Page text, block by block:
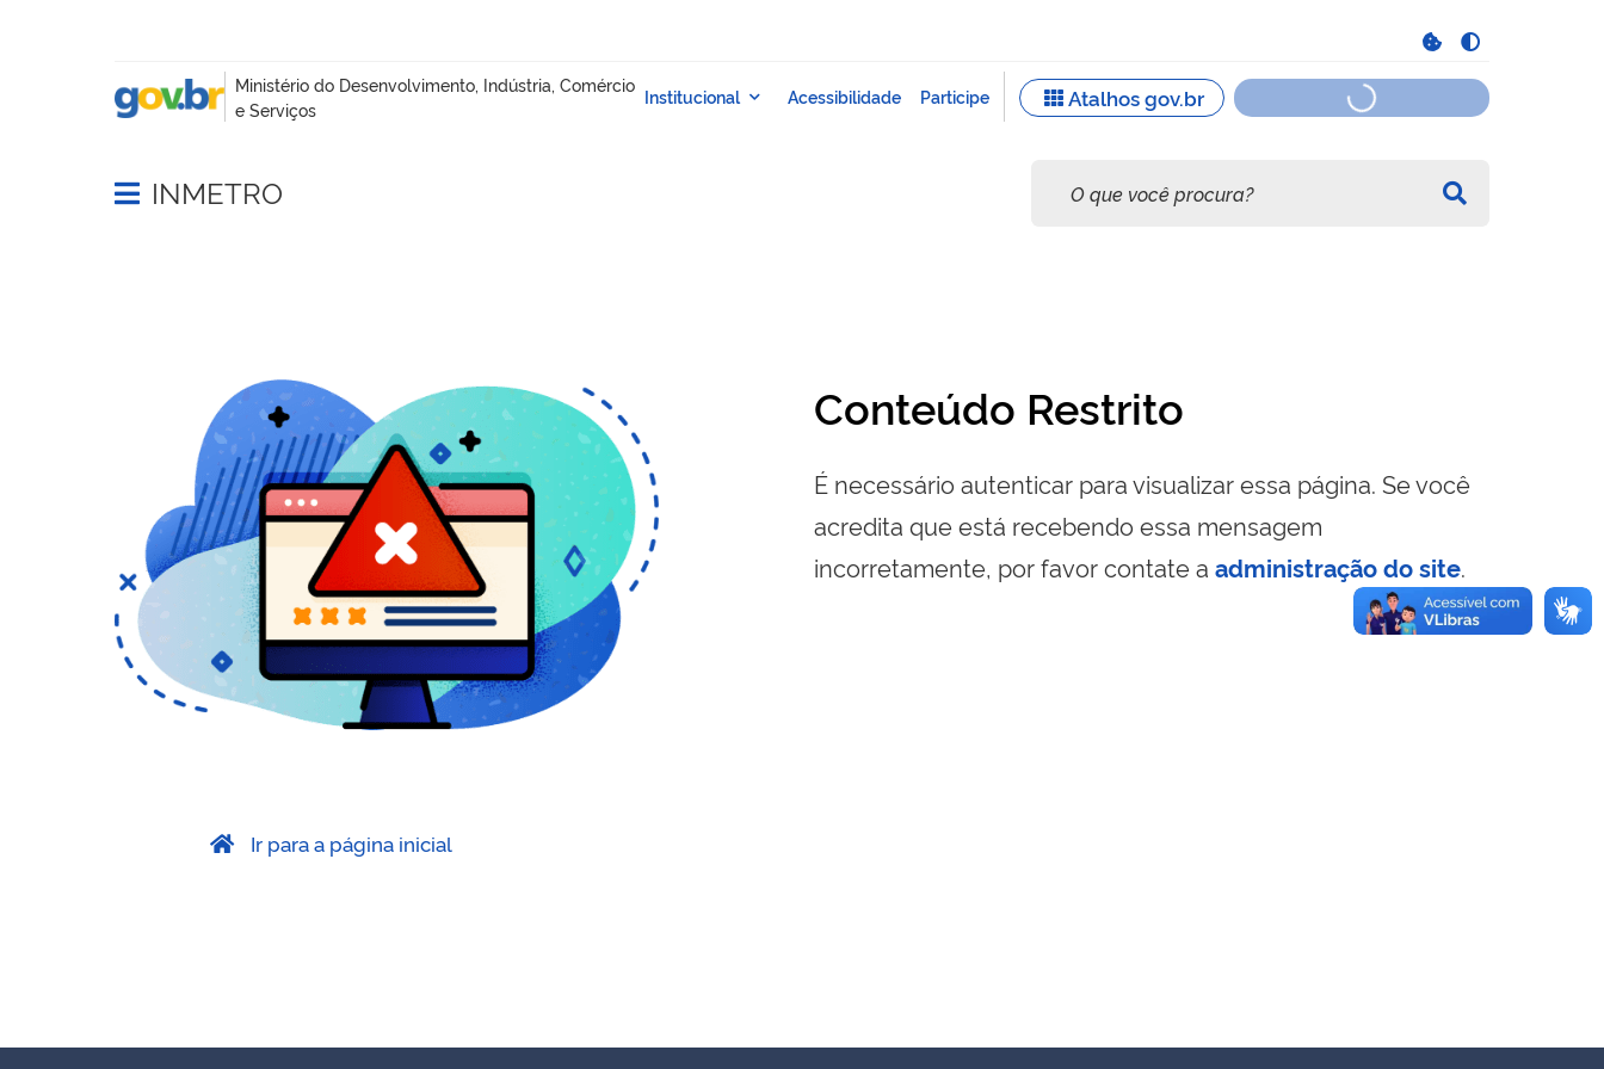
Abrir menu principal de navegação
INMETRO
Conteúdo Restrito
É necessário autenticar para visualizar essa página. Se você
acredita que está recebendo essa mensagem
incorretamente, por favor contate a administração do site.
Ir para a página inicial